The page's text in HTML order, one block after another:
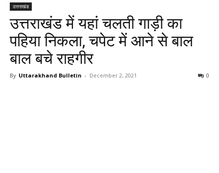
उत्तराखंड
उत्तराखंड में यहां चलती गाड़ी का
पहिया निकला, चपेट में आने से बाल
बाल बचे राहगीर
By Uttarakhand Bulletin - December 2, 2021 0